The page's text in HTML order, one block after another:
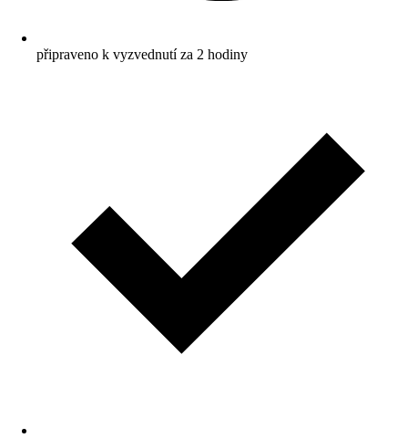
připraveno k vyzvednutí za 2 hodiny